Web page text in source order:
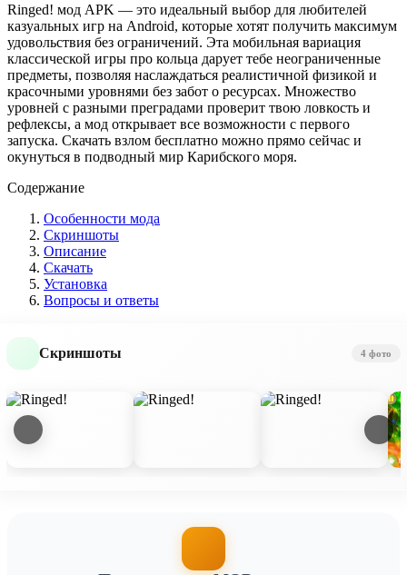
Ringed! мод APK — это идеальный выбор для любителей
казуальных игр на Android, которые хотят получить максимум
удовольствия без ограничений. Эта мобильная вариация
классической игры про кольца дарует тебе неограниченные
предметы, позволяя наслаждаться реалистичной физикой и
красочными уровнями без забот о ресурсах. Множество
уровней с разными преградами проверит твою ловкость и
рефлексы, а мод открывает все возможности с первого
запуска. Скачать взлом бесплатно можно прямо сейчас и
окунуться в подводный мир Карибского моря.
Содержание
Особенности мода
Скриншоты
Описание
Скачать
Установка
Вопросы и ответы
Скриншоты 4 фото